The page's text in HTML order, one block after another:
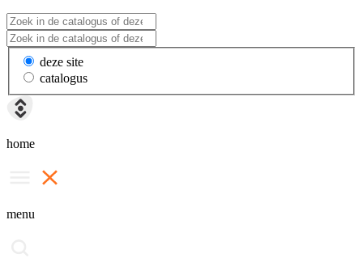
deze site
catalogus
home
menu